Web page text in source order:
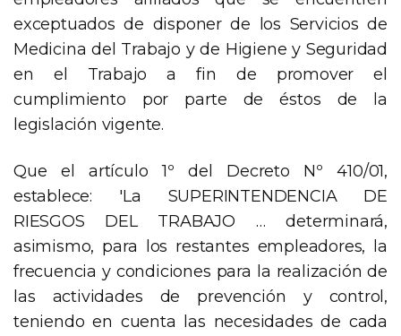
exceptuados de disponer de los Servicios de
Medicina del Trabajo y de Higiene y Seguridad
en el Trabajo a fin de promover el
cumplimiento por parte de éstos de la
legislación vigente.
Que el artículo 1º del Decreto Nº 410/01,
establece: 'La SUPERINTENDENCIA DE
RIESGOS DEL TRABAJO … determinará,
asimismo, para los restantes empleadores, la
frecuencia y condiciones para la realización de
las actividades de prevención y control,
teniendo en cuenta las necesidades de cada